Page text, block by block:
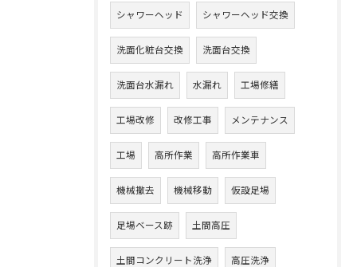
シャワーヘッド シャワーヘッド交換
洗面化粧台交換 洗面台交換
洗面台水漏れ 水漏れ 工場修繕
工場改修 改修工事 メンテナンス
工場 高所作業 高所作業車
機械撤去 機械移動 仮設足場
足場ベース跡 土間高圧
土間コンクリート洗浄 高圧洗浄